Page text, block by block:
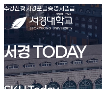
서경대학교
수강신청(새창 열림)
서경포탈(새창 열림)
증명서발급(새창 열림)
서경 TODAY